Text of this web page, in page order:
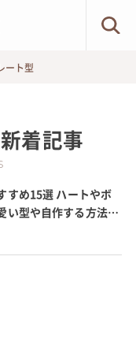
ート型
着記事
ハートやボ
い型や自作する方法も